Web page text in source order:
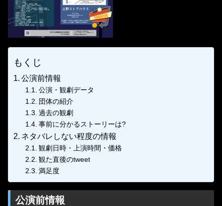
もくじ
公演前情報
公演・観劇データ
団体の紹介
過去の観劇
事前に分かるストーリーは?
ネタバレしない程度の情報
観劇日時・上演時間・価格
観た直後のtweet
満足度
公演前情報